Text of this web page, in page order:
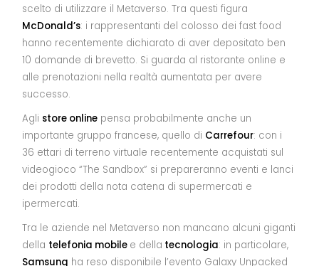
scelto di utilizzare il Metaverso. Tra questi figura
McDonald’s: i rappresentanti del colosso dei fast food
hanno recentemente dichiarato di aver depositato ben
10 domande di brevetto. Si guarda al ristorante online e
alle prenotazioni nella realtà aumentata per avere
successo.
Agli store online pensa probabilmente anche un
importante gruppo francese, quello di Carrefour: con i
36 ettari di terreno virtuale recentemente acquistati sul
videogioco “The Sandbox” si prepareranno eventi e lanci
dei prodotti della nota catena di supermercati e
ipermercati.
Tra le aziende nel Metaverso non mancano alcuni giganti
della telefonia mobile e della tecnologia: in particolare,
Samsung ha reso disponibile l’evento Galaxy Unpacked